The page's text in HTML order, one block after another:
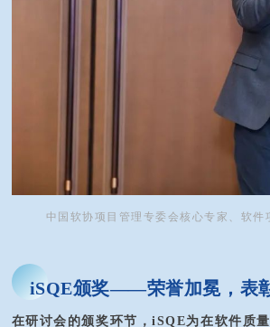
中国软协项目管理专委会核心专家、软
iSQE颁奖——荣誉加冕，表
在研讨会的颁奖环节，iSQE为在软件质